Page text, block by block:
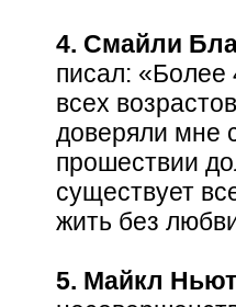
4. Смайли
писал:
всех
доверяли мне
прошествии
существует
жить без
5. Майкл